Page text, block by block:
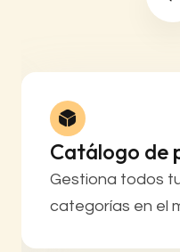
Catálogo de
Gestiona todos
categorías en el